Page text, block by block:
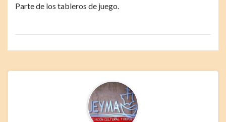
Parte de los tableros de juego.